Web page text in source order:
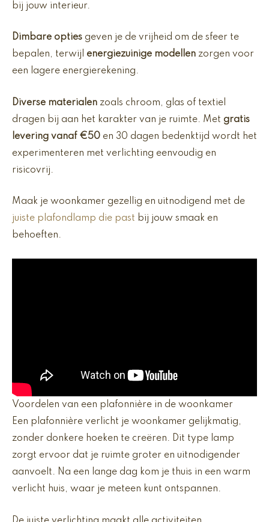
bij jouw interieur.
Dimbare opties geven je de vrijheid om de sfeer te
bepalen, terwijl energiezuinige modellen zorgen voor
een lagere energierekening.
Diverse materialen zoals chroom, glas of textiel
dragen bij aan het karakter van je ruimte. Met gratis
levering vanaf €50 en 30 dagen bedenktijd wordt het
experimenteren met verlichting eenvoudig en
risicovrij.
Maak je woonkamer gezellig en uitnodigend met de
juiste plafondlamp die past bij jouw smaak en
behoeften.
Voordelen van een plafonnière in de woonkamer
Een plafonnière verlicht je woonkamer gelijkmatig,
zonder donkere hoeken te creëren. Dit type lamp
zorgt ervoor dat je ruimte groter en uitnodigender
aanvoelt. Na een lange dag kom je thuis in een warm
verlicht huis, waar je meteen kunt ontspannen.